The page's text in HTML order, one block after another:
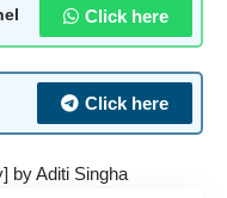
Click here
Click here
byAditi Singha